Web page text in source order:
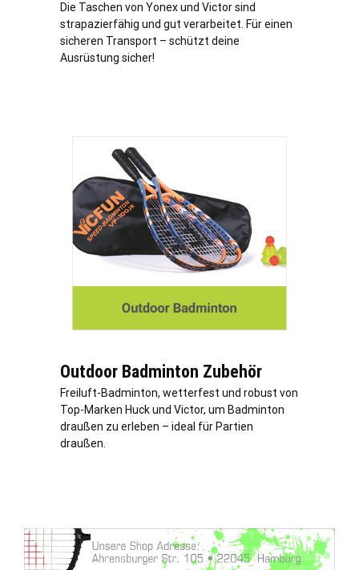
Die Taschen von Yonex und Victor sind
strapazierfähig und gut verarbeitet. Für einen
sicheren Transport – schützt deine
Ausrüstung sicher!
Outdoor Badminton Zubehör
Freiluft-Badminton, wetterfest und robust von
Top-Marken Huck und Victor, um Badminton
draußen zu erleben – ideal für Partien
draußen.